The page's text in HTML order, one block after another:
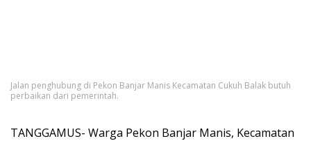
Jalan penghubung di Pekon Banjar Manis Kecamatan Cukuh Balak butuh
perbaikan dari pemerintah.
TANGGAMUS- Warga Pekon Banjar Manis, Kecamatan